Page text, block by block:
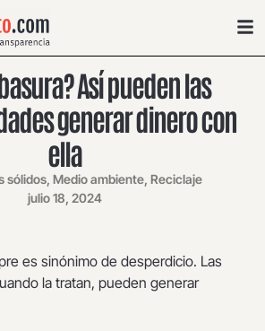
Así pueden las
generar dinero con
ella
sólidos, Medio ambiente, Reciclaje
julio 18, 2024
es sinónimo de desperdicio. Las
la tratan, pueden generar